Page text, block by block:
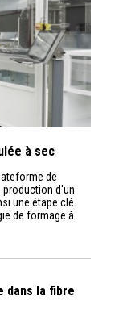
à sec
de
production d'un
une étape clé
de formage à
dans la fibre